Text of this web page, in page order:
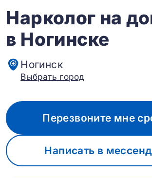
Нарколог на
в Ногинске
Ногинск
Выбрать город
Перезвоните мне
Написать в